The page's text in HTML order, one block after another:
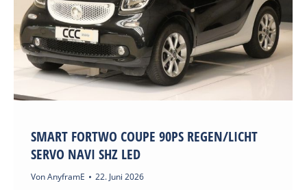
SMART FORTWO COUPE 90PS REGEN/LICHT
SERVO NAVI SHZ LED
VonAnyframE 22. Juni 2026